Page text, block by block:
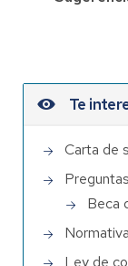
Te
Carta de
Beca